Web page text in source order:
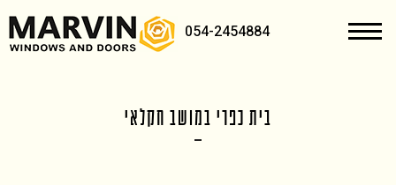
054-2454884
בית כפרי במושב חקלאי